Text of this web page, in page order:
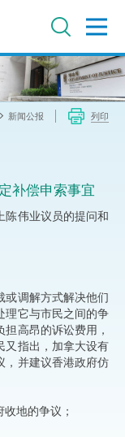
新闻公报 列印
补偿申索事宜
陈伟业议员的提问和
调解方式解决他们
理它与市民之间的争
高昂的诉讼费用，
又指出，加拿大设有
，并建议香港政府仿
地的争议；